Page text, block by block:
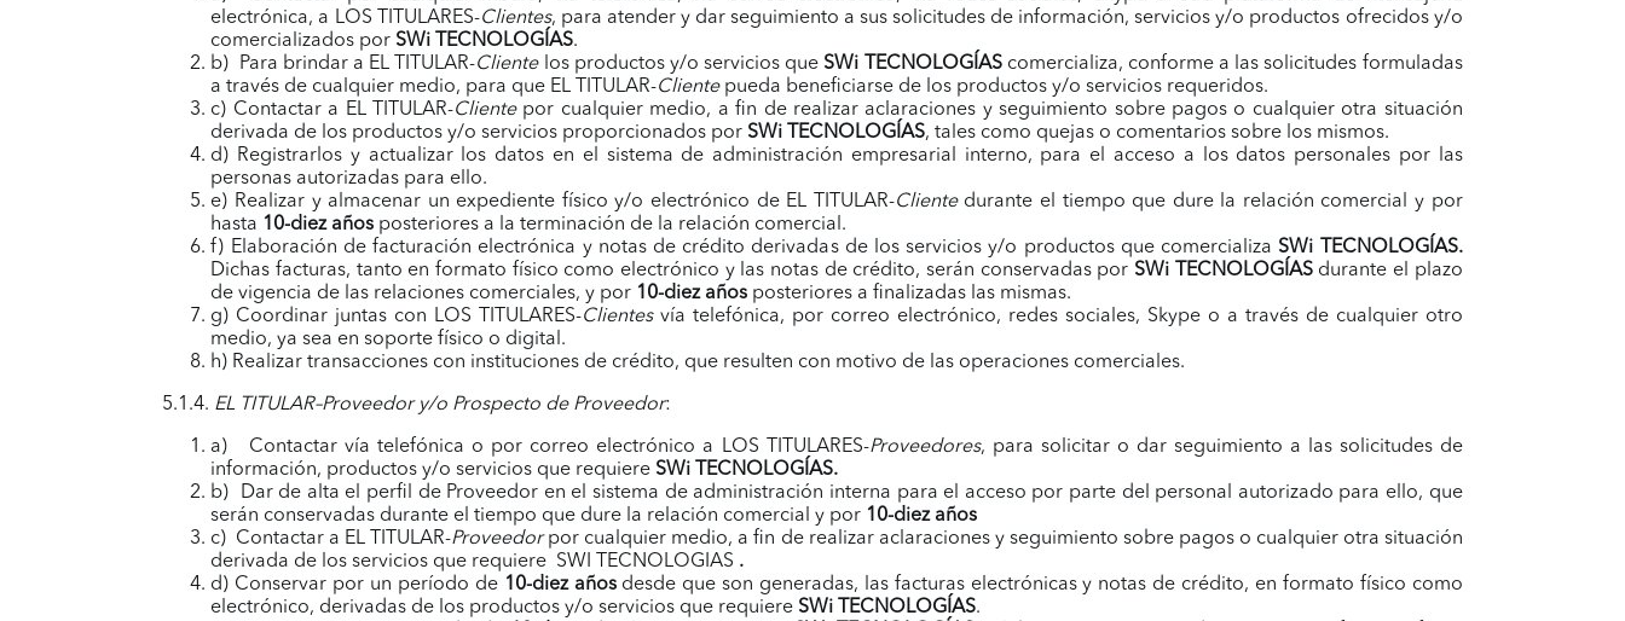
electrónica, a LOS TITULARES-Clientes, para atender y dar seguimiento a sus solicitudes de información, servicios y/o productos ofrecidos y/o
comercializados por SWi TECNOLOGÍAS.
b) Para brindar a EL TITULAR-Clientelos productos y/o servicios que SWi TECNOLOGÍAScomercializa, conforme a las solicitudes formuladas
a través de cualquier medio, para que EL TITULAR-Cliente pueda beneficiarse de los productos y/o servicios requeridos.
c) Contactar a EL TITULAR-Clientepor cualquier medio, a fin de realizar aclaraciones y seguimiento sobre pagos o cualquier otra situación
derivada de los productos y/o servicios proporcionados por SWi TECNOLOGÍAS, tales como quejas o comentarios sobre los mismos.
d) Registrarlos y actualizar los datos en el sistema de administración empresarial interno, para el acceso a los datos personales por las
personas autorizadas para ello.
e) Realizar y almacenar un expediente físico y/o electrónico de EL TITULAR-Cliente durante el tiempo que dure la relación comercial y por
hasta 10-diez años posteriores a la terminación de la relación comercial.
f) Elaboración de facturación electrónica y notas de crédito derivadas de los servicios y/o productos que comercializa SWi TECNOLOGÍAS.
Dichas facturas, tanto en formato físico como electrónico y las notas de crédito, serán conservadas por SWi TECNOLOGÍASdurante el plazo
de vigencia de las relaciones comerciales, y por 10-diez años posteriores a finalizadas las mismas.
g) Coordinar juntas con LOS TITULARES-Clientesvía telefónica, por correo electrónico, redes sociales, Skype o a través de cualquier otro
medio, ya sea en soporte físico o digital.
h) Realizar transacciones con instituciones de crédito, que resulten con motivo de las operaciones comerciales.
5.1.4. EL TITULAR–Proveedor y/o Prospecto de Proveedor:
a) Contactar vía telefónica o por correo electrónico a LOS TITULARES-Proveedores, para solicitar o dar seguimiento a las solicitudes de
información, productos y/o servicios que requiere SWi TECNOLOGÍAS.
b) Dar de alta el perfil de Proveedor en el sistema de administración interna para el acceso por parte del personal autorizado para ello, que
serán conservadas durante el tiempo que dure la relación comercial y por 10-diez años
c) Contactar a EL TITULAR-Proveedorpor cualquier medio, a fin de realizar aclaraciones y seguimiento sobre pagos o cualquier otra situación
derivada de los servicios que requiere SWI TECNOLOGIAS .
d) Conservar por un período de 10-diez añosdesde que son generadas, las facturas electrónicas y notas de crédito, en formato físico como
electrónico, derivadas de los productos y/o servicios que requiere SWi TECNOLOGÍAS.